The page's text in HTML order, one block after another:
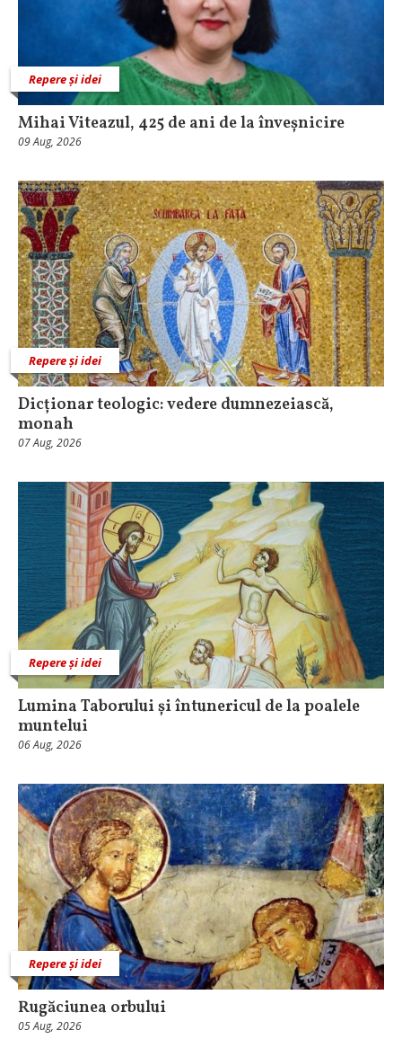
Repere și idei
Mihai Viteazul, 425 de ani de la înveșnicire
09 Aug, 2026
Repere și idei
Dicționar teologic: vedere dumnezeiască,
monah
07 Aug, 2026
Repere și idei
Lumina Taborului și întunericul de la poalele
muntelui
06 Aug, 2026
Repere și idei
Rugăciunea orbului
05 Aug, 2026